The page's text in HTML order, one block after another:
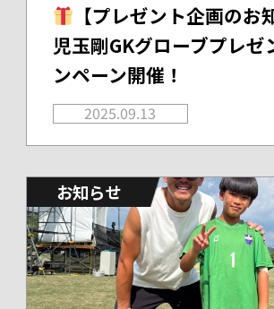
【プレゼント企画のお
児玉剛GKグローブプレゼ
ンペーン開催！
2025.09.13
お知らせ